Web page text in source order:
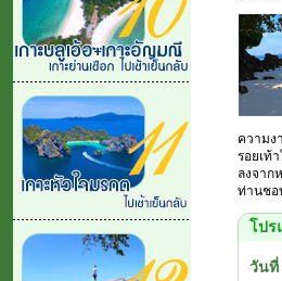
ความง
รอยเท้
ลงจาก
ท่านชอบ
โปร
วันที่